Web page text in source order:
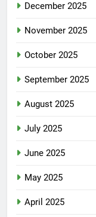
December 2025
November 2025
October 2025
September 2025
August 2025
July 2025
June 2025
May 2025
April 2025